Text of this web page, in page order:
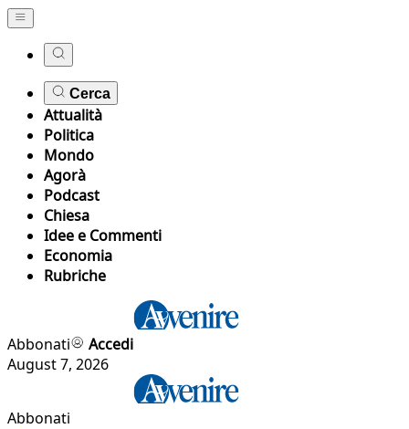
Cerca
Attualità
Politica
Mondo
Agorà
Podcast
Chiesa
Idee e Commenti
Economia
Rubriche
Abbonati
Accedi
August 7, 2026
Abbonati